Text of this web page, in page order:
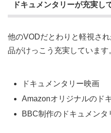
ドキュメンタリーが充実し
他のVODだとわりと軽視さ
品がけっこう充実しています
ドキュメンタリー映画
Amazonオリジナルのド
BBC制作のドキュメンタ